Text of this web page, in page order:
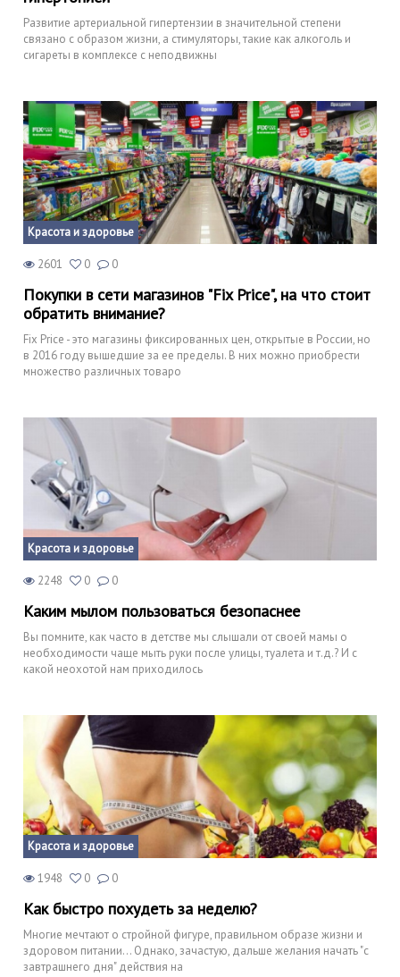
Развитие артериальной гипертензии в значительной степени
связано с образом жизни, а стимуляторы, такие как алкоголь и
сигареты в комплексе с неподвижны
Красота и здоровье
2601 0 0
Покупки в сети магазинов "Fix Price", на что стоит
обратить внимание?
Fix Price - это магазины фиксированных цен, открытые в России, но
в 2016 году вышедшие за ее пределы. В них можно приобрести
множество различных товаро
Красота и здоровье
2248 0 0
Каким мылом пользоваться безопаснее
Вы помните, как часто в детстве мы слышали от своей мамы о
необходимости чаще мыть руки после улицы, туалета и т.д.? И с
какой неохотой нам приходилось
Красота и здоровье
1948 0 0
Как быстро похудеть за неделю?
Многие мечтают о стройной фигуре, правильном образе жизни и
здоровом питании... Однако, зачастую, дальше желания начать "с
завтрашнего дня" действия на